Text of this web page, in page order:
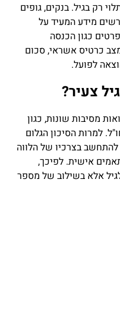
רק בגיל. בנקים, גופים
מידע המעיד על
כגון הכנסה
כרטיס אשראי, סכום
לפועל.
צעיר?
מסיבות שונות, כגון
למרות הסיכון הגלום
בצרכיו של הלווה
אישית. לפיכך,
אלא בשילוב של מספר